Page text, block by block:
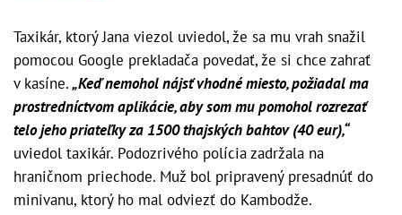
Taxikár, ktorý Jana viezol uviedol, že sa mu vrah snažil
pomocou Google prekladača povedať, že si chce zahrať
v kasíne.„Keď nemohol nájsť vhodné miesto, požiadal ma
prostredníctvom aplikácie, aby som mu pomohol rozrezať
telo jeho priateľky za 1500 thajských bahtov (40 eur),“
uviedol taxikár. Podozrivého polícia zadržala na
hraničnom priechode. Muž bol pripravený presadnúť do
minivanu, ktorý ho mal odviezť do Kambodže.